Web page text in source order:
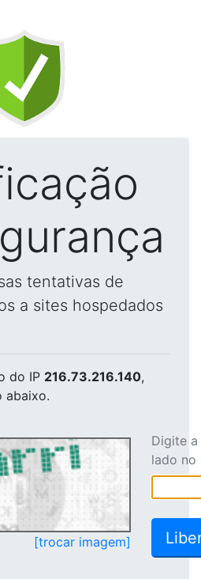
tentativas de
a sites hospedados
do IP 216.73.216.140,
abaixo.
[trocar imagem]
Digite
lado no